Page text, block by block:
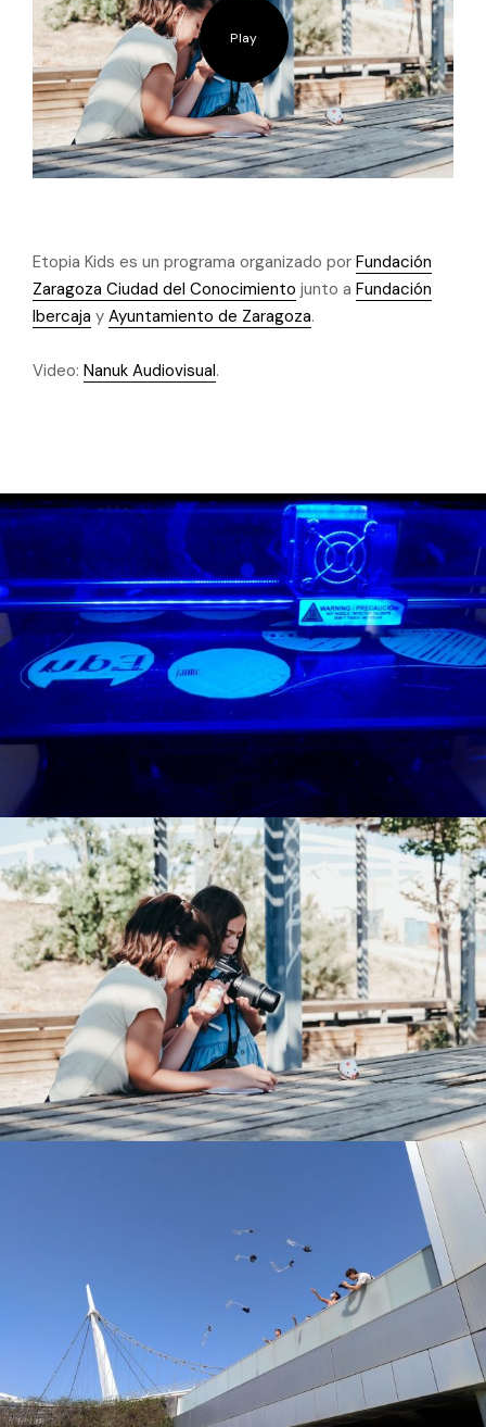
Play
Etopia Kids es un programa organizado por Fundación
Zaragoza Ciudad del Conocimiento junto a Fundación
Ibercaja y Ayuntamiento de Zaragoza.
Video: Nanuk Audiovisual.